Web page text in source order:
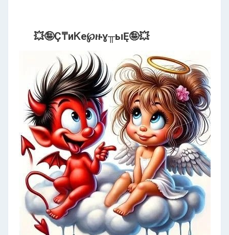
💥🤪Ç₸иᏦe℘ዙɣ╥ыĘ🤪💥